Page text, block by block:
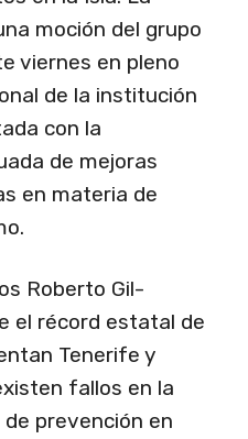
moción del grupo
viernes en pleno
de la institución
con la
de mejoras
en materia de
Roberto Gil-
el récord estatal de
Tenerife y
fallos en la
prevención en